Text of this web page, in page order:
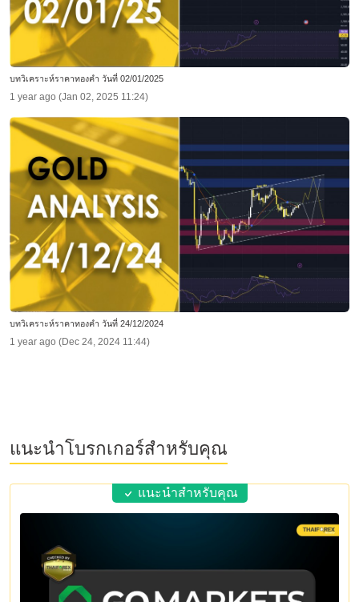
บทวิเคราะห์ราคาทองคำ วันที่ 02/01/2025
1 year ago (Jan 02, 2025 11:24)
บทวิเคราะห์ราคาทองคำ วันที่ 24/12/2024
1 year ago (Dec 24, 2024 11:44)
แนะนำโบรกเกอร์สำหรับคุณ
แนะนำสำหรับคุณ